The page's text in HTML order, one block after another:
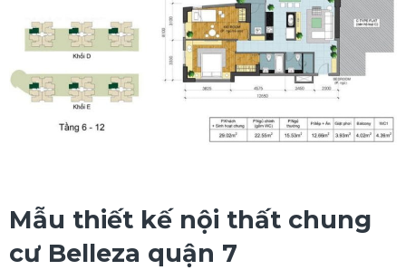
Mẫu thiết kế nội thất chung
cư Belleza quận 7